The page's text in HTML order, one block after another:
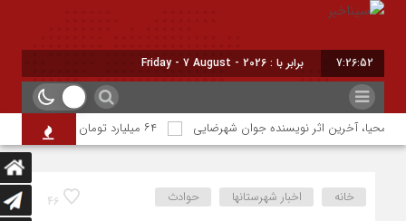
7:26:53 برابر با : Friday - 7 August - 2026
محیا، آخرین اثر نویسنده جوان شهرضایی ۶۴ میلیارد تومان تسهیلات اشتغالزایی به مددجویان کمیته امداد شهرضا پرداخت شد
46 خانه اخبار شهرستانها حوادث